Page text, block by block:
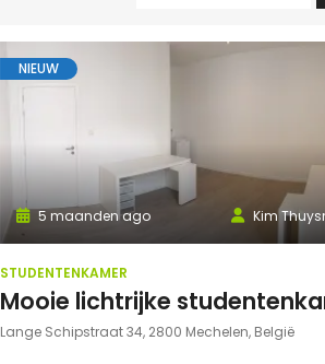
NIEUW
Kim
5 maanden ago
STUDENTENKAMER
Lange Schipstraat 34, 2800 Mechelen, België